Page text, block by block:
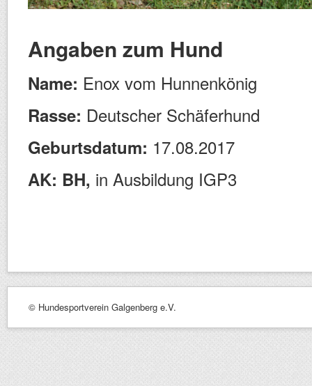
Angaben zum Hund
Name: Enox vom Hunnenkönig
Rasse: Deutscher Schäferhund
Geburtsdatum: 17.08.2017
AK: BH, in Ausbildung IGP3
© Hundesportverein Galgenberg e.V.